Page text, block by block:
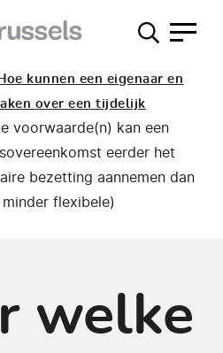
kunnen een eigenaar en
over een tijdelijk
voorwaarde(n) kan een
eerder het
bezetting aannemen dan
flexibele)
welke